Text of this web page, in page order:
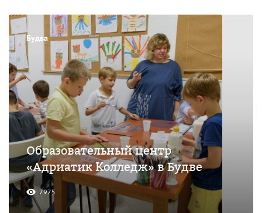
Будва
Образовательный центр
«Адриатик Колледж» в Будве
7975